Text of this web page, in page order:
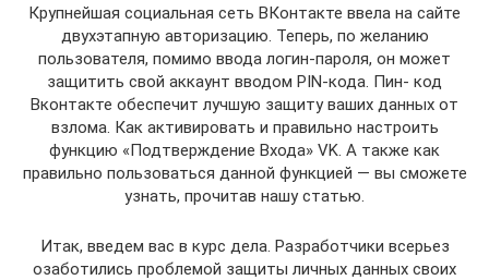
Крупнейшая социальная сеть ВКонтакте ввела на сайте
двухэтапную авторизацию. Теперь, по желанию
пользователя, помимо ввода логин-пароля, он может
защитить свой аккаунт вводом PIN-кода. Пин- код
Вконтакте обеспечит лучшую защиту ваших данных от
взлома. Как активировать и правильно настроить
функцию «Подтверждение Входа» VK. А также как
правильно пользоваться данной функцией — вы сможете
узнать, прочитав нашу статью.
Итак, введем вас в курс дела. Разработчики всерьез
озаботились проблемой защиты личных данных своих